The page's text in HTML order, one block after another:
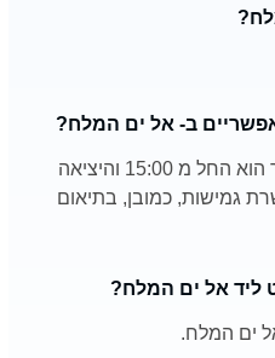
ב- אל ים המלח?
על פי רוב זמן הכניסה המשוער הוא החל מ 15:00 והיציאה
גמישות, כמובן, בתיאום
ליד אל ים המלח?
ים המלח.